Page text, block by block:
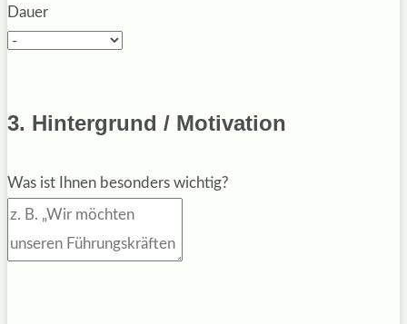
Dauer
3. Hintergrund / Motivation
Was ist Ihnen besonders wichtig?